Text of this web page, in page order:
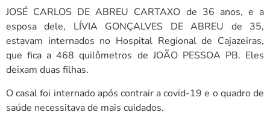
JOSÉ CARLOS DE ABREU CARTAXO de 36 anos, e a
esposa dele, LÍVIA GONÇALVES DE ABREU de 35,
estavam internados no Hospital Regional de Cajazeiras,
que fica a 468 quilômetros de JOÃO PESSOA PB. Eles
deixam duas filhas.
O casal foi internado após contrair a covid-19 e o quadro de
saúde necessitava de mais cuidados.